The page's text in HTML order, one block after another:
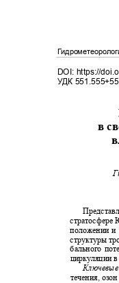
DOI: https://
УДК
в
стратосфере
положении и
структуры
бального
циркуляции
Ключевые
течения, озон